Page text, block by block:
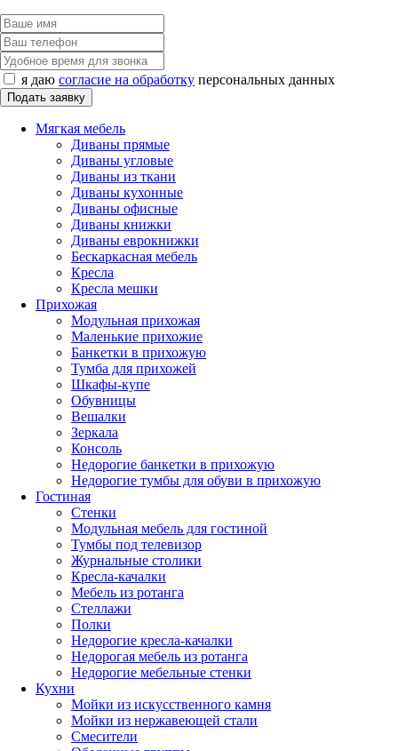
я даю согласие на обработку персональных данных
Мягкая мебель
Диваны прямые
Диваны угловые
Диваны из ткани
Диваны кухонные
Диваны офисные
Диваны книжки
Диваны еврокнижки
Бескаркасная мебель
Кресла
Кресла мешки
Прихожая
Модульная прихожая
Маленькие прихожие
Банкетки в прихожую
Тумба для прихожей
Шкафы-купе
Обувницы
Вешалки
Зеркала
Консоль
Недорогие банкетки в прихожую
Недорогие тумбы для обуви в прихожую
Гостиная
Стенки
Модульная мебель для гостиной
Тумбы под телевизор
Журнальные столики
Кресла-качалки
Мебель из ротанга
Стеллажи
Полки
Недорогие кресла-качалки
Недорогая мебель из ротанга
Недорогие мебельные стенки
Кухни
Мойки из искусственного камня
Мойки из нержавеющей стали
Смесители